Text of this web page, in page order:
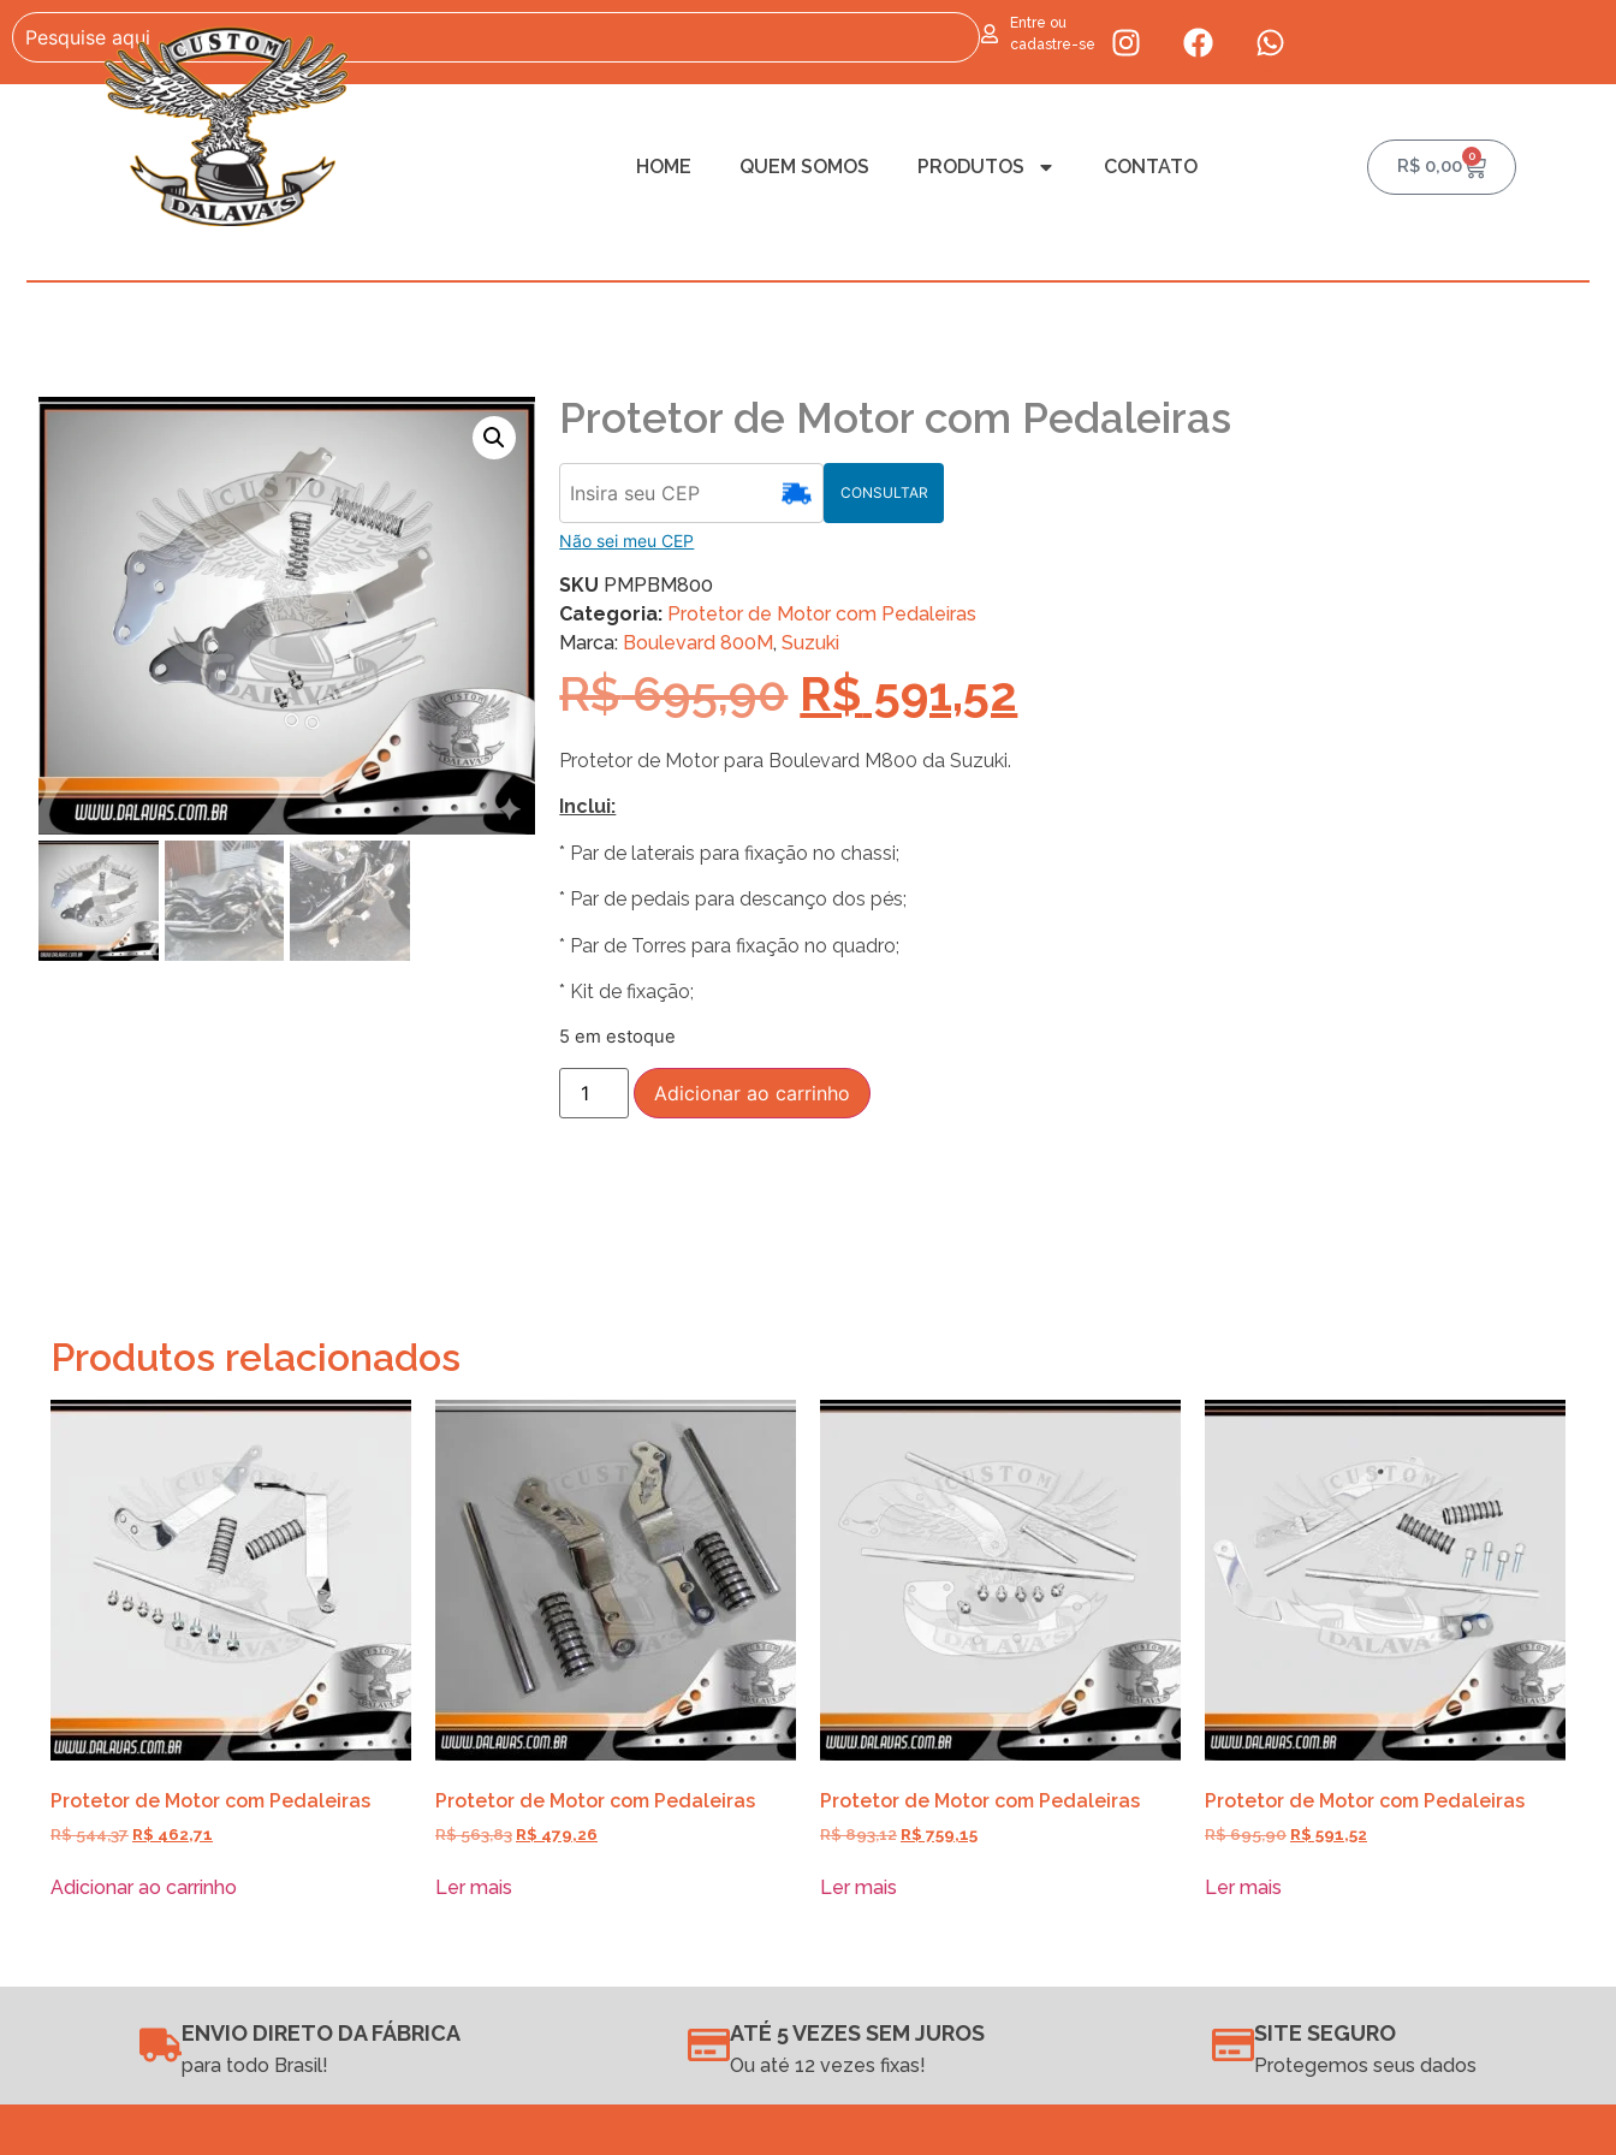
Entre ou
cadastre-se
HOME QUEM SOMOS PRODUTOS CONTATO R$ 0,00 0
Protetor de Motor com Pedaleiras
CONSULTAR
Não sei meu CEP
SKU PMPBM800
Categoria: Protetor de Motor com Pedaleiras
Marca: Boulevard 800M,Suzuki
R$695,90 R$ 591,52
Protetor de Motor para Boulevard M800 da Suzuki.
Inclui:
* Par de laterais para fixação no chassi;
* Par de pedais para descanço dos pés;
* Par de Torres para fixação no quadro;
* Kit de fixação;
5 em estoque
Adicionar ao carrinho
Produtos relacionados
Protetor de Motor com Pedaleiras
R$544,37 R$ 462,71
Adicionar ao carrinho
Protetor de Motor com Pedaleiras
R$563,83 R$ 479,26
Ler mais
Protetor de Motor com Pedaleiras
R$893,12 R$ 759,15
Ler mais
Protetor de Motor com Pedaleiras
R$695,90 R$ 591,52
Ler mais
ENVIO DIRETO DA FÁBRICA
para todo Brasil!
ATÉ 5 VEZES SEM JUROS
Ou até 12 vezes fixas!
SITE SEGURO
Protegemos seus dados